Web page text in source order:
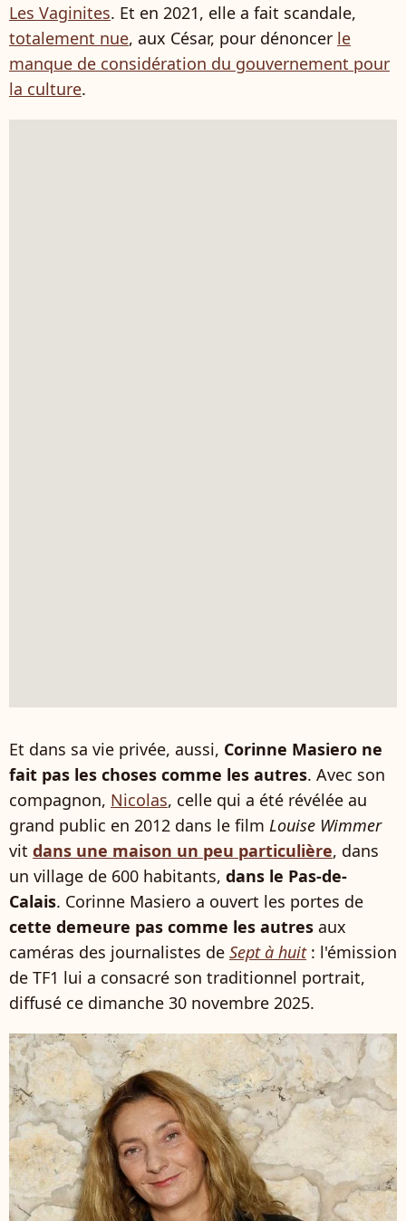
Les Vaginites. Et en 2021, elle a fait scandale,
totalement nue, aux César, pour dénoncer le
manque de considération du gouvernement pour
la culture.
Et dans sa vie privée, aussi, Corinne Masiero ne
fait pas les choses comme les autres. Avec son
compagnon, Nicolas, celle qui a été révélée au
grand public en 2012 dans le film Louise Wimmer
vit dans une maison un peu particulière, dans
un village de 600 habitants, dans le Pas-de-
Calais. Corinne Masiero a ouvert les portes de
cette demeure pas comme les autres aux
caméras des journalistes de Sept à huit: l'émission
de TF1 lui a consacré son traditionnel portrait,
diffusé ce dimanche 30 novembre 2025.